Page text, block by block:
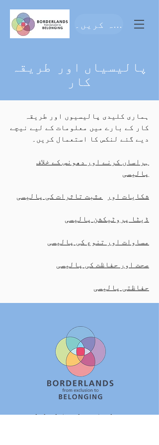
عطیہ کریں۔
پالیسیاں اور طریقہ
کار
ہماری کلیدی پالیسیوں اور طریقہ
کار کے بارے میں معلومات کے لیے نیچے
دیے گئے لنکس کا استعمال کریں۔
ہراساں کرنے اور دھونس کے خلاف
پالیسی
شکایات اور مثبت تاثرات کی پالیسی
ڈیٹا پروٹیکشن پالیسی
مساوات اور تنوع کی پالیسی
صحت اور حفاظت کی پالیسی
حفاظتی پالیسی
Borderlands (South West) Ltd رجسٹرڈ